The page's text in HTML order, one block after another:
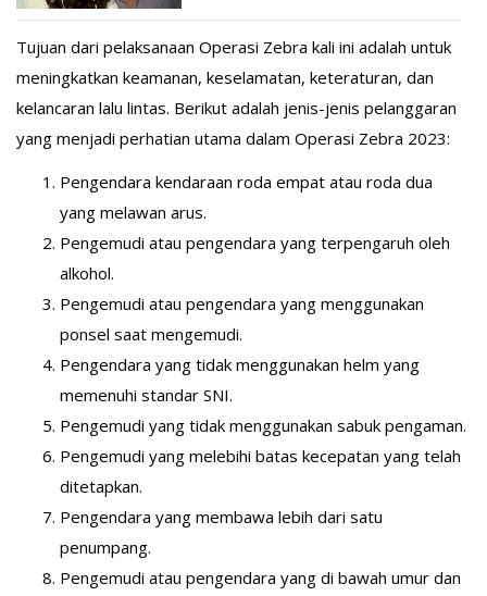
Tujuan dari pelaksanaan Operasi Zebra kali ini adalah untuk
meningkatkan keamanan, keselamatan, keteraturan, dan
kelancaran lalu lintas. Berikut adalah jenis-jenis pelanggaran
yang menjadi perhatian utama dalam Operasi Zebra 2023:
Pengendara kendaraan roda empat atau roda dua
yang melawan arus.
Pengemudi atau pengendara yang terpengaruh oleh
alkohol.
Pengemudi atau pengendara yang menggunakan
ponsel saat mengemudi.
Pengendara yang tidak menggunakan helm yang
memenuhi standar SNI.
Pengemudi yang tidak menggunakan sabuk pengaman.
Pengemudi yang melebihi batas kecepatan yang telah
ditetapkan.
Pengendara yang membawa lebih dari satu
penumpang.
Pengemudi atau pengendara yang di bawah umur dan